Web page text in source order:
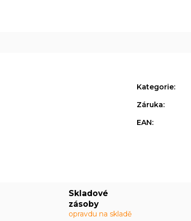
Skladové
zásoby
opravdu na skladě
Kategorie:
Záruka:
EAN: